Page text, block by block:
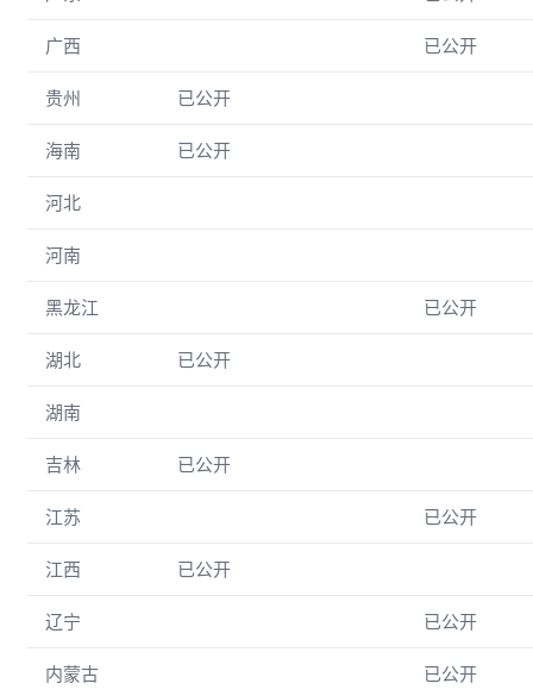
广西 已公开
贵州 已公开
海南 已公开
河北
河南
黑龙江 已公开
湖北 已公开
湖南
吉林 已公开
江苏 已公开
江西 已公开
辽宁 已公开
内蒙古 已公开